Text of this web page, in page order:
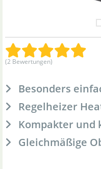
(2 Bewertungen)
Besonders
Regelheizer
Kompakter
Gleichmäßige